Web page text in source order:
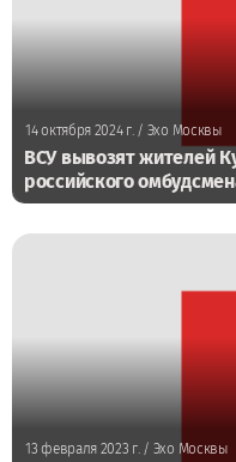
14 октября 2024 г./ Эхо Москвы
ВСУ вывозят жителей
российского
13 февраля 2023 г./ Эхо Москвы